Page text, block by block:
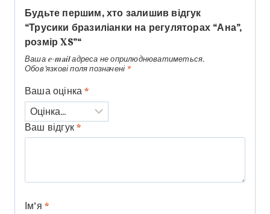
Будьте першим, хто залишив відгук
“Трусики бразиліанки на регуляторах “Ана”,
розмір XS”“
Ваша e-mail адреса не оприлюднюватиметься.
Обов’язкові поля позначені *
Ваша оцінка*
Ваш відгук*
Ім'я *